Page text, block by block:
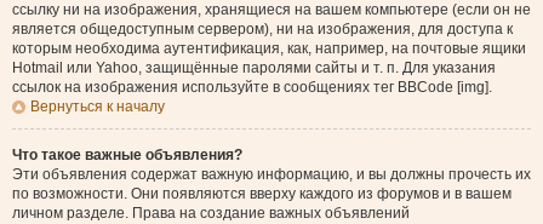
ссылку ни на изображения, хранящиеся на вашем компьютере (если он не
является общедоступным сервером), ни на изображения, для доступа к
которым необходима аутентификация, как, например, на почтовые ящики
Hotmail или Yahoo, защищённые паролями сайты и т. п. Для указания
ссылок на изображения используйте в сообщениях тег BBCode [img].
Вернуться к началу
Что такое важные объявления?
Эти объявления содержат важную информацию, и вы должны прочесть их
по возможности. Они появляются вверху каждого из форумов и в вашем
личном разделе. Права на создание важных объявлений